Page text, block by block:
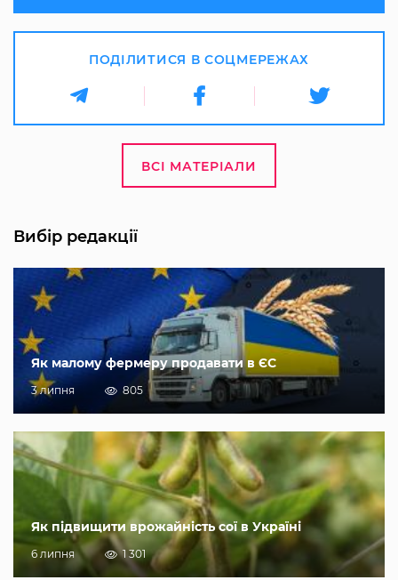
ПОДІЛИТИСЯ В СОЦМЕРЕЖАХ
ВСІ МАТЕРІАЛИ
Вибір редакції
Як малому фермеру продавати в ЄС
3 липня 805
Як підвищити врожайність сої в Україні
6 липня 1 301